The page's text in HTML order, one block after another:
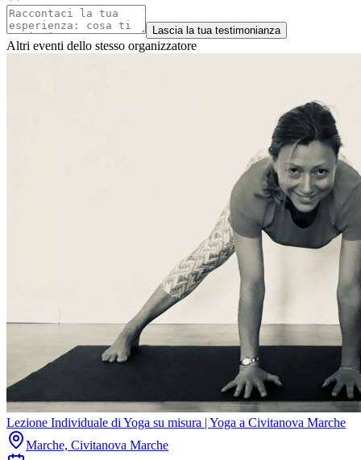
Lascia la tua testimonianza
Altri eventi dello stesso organizzatore
Lezione Individuale di Yoga su misura | Yoga a Civitanova Marche
Marche, Civitanova Marche